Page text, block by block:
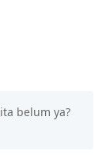
belum ya?